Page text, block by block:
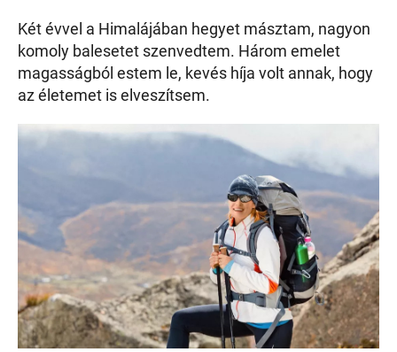
Két évvel a Himalájában hegyet másztam, nagyon
komoly balesetet szenvedtem. Három emelet
magasságból estem le, kevés híja volt annak, hogy
az életemet is elveszítsem.